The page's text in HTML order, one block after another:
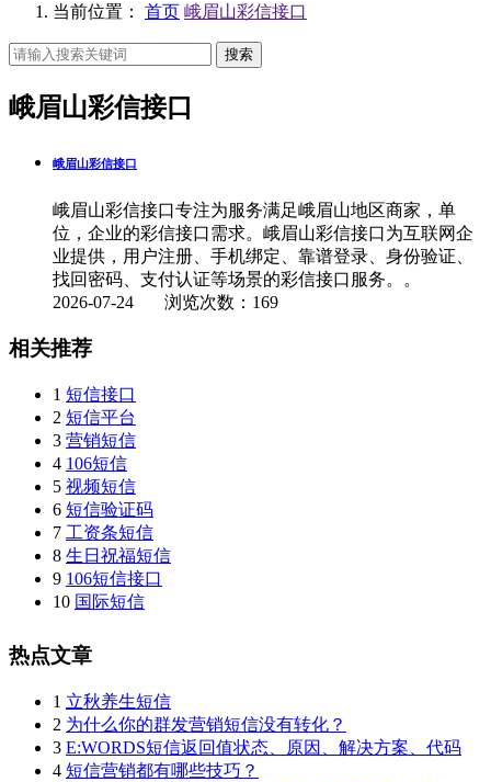
当前位置： 首页 峨眉山彩信接口
搜索
峨眉山彩信接口
峨眉山彩信接口
峨眉山彩信接口专注为服务满足峨眉山地区商家，单
位，企业的彩信接口需求。峨眉山彩信接口为互联网企
业提供，用户注册、手机绑定、靠谱登录、身份验证、
找回密码、支付认证等场景的彩信接口服务。。
2026-07-24 浏览次数：169
相关推荐
1 短信接口
2 短信平台
3 营销短信
4 106短信
5 视频短信
6 短信验证码
7 工资条短信
8 生日祝福短信
9 106短信接口
10 国际短信
热点文章
1 立秋养生短信
2 为什么你的群发营销短信没有转化？
3 E:WORDS短信返回值状态、原因、解决方案、代码
4 短信营销都有哪些技巧？